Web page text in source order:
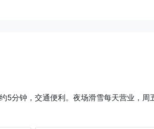
5分钟，交通便利。夜场滑雪每天营业，